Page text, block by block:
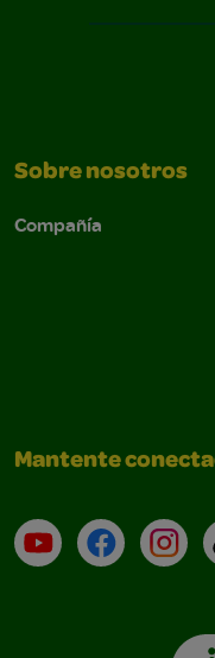
Sobre nosotros
Compañía
Mantente
YouTube (en
Facebook